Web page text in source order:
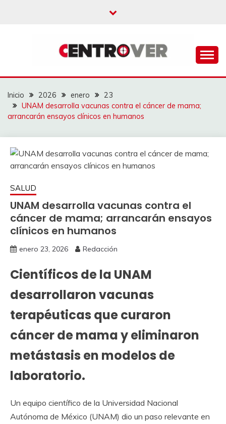
CENTROVER
NOTICIAS
Inicio 2026 enero
23
UNAM desarrolla vacunas contra el cáncer de mama;
arrancarán ensayos clínicos en humanos
SALUD
UNAM desarrolla vacunas contra el
cáncer de mama; arrancarán ensayos
clínicos en humanos
enero 23, 2026 Redacción
Científicos de la UNAM
desarrollaron vacunas
terapéuticas que curaron
cáncer de mama y eliminaron
metástasis en modelos de
laboratorio.
Un equipo científico de la Universidad Nacional
Autónoma de México (UNAM) dio un paso relevante en